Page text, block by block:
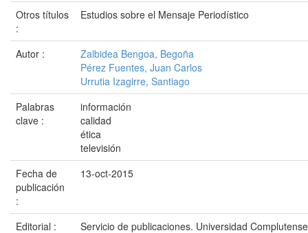
Otros títulos
:
Estudios sobre el Mensaje Periodístico
Autor :
Zalbidea Bengoa, Begoña
Pérez Fuentes, Juan Carlos
Urrutia Izagirre, Santiago
Palabras
clave :
información
calidad
ética
televisión
Fecha de
publicación
:
13-oct-2015
Editorial :
Servicio de publicaciones. Universidad